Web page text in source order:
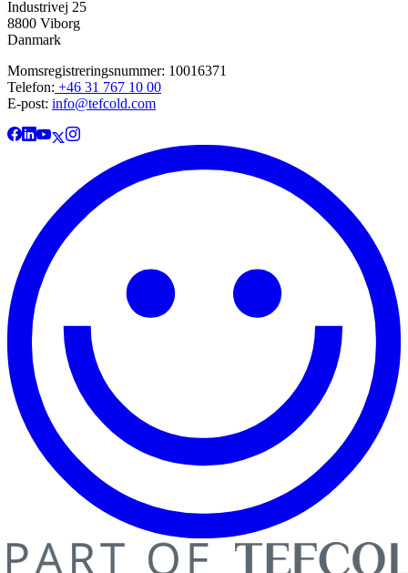
Industrivej 25
8800 Viborg
Danmark
Momsregistreringsnummer: 10016371
Telefon: +46 31 767 10 00
E-post: info@tefcold.com